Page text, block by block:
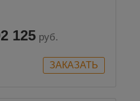
125 руб.